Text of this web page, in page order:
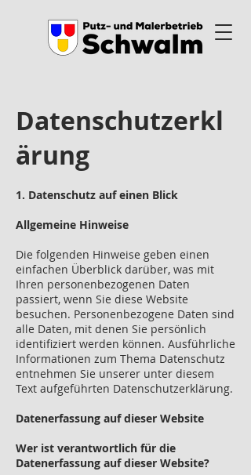
Datenschutzerkl
ärung
1. Datenschutz auf einen Blick
Allgemeine Hinweise
Die folgenden Hinweise geben einen
einfachen Überblick darüber, was mit
Ihren personenbezogenen Daten
passiert, wenn Sie diese Website
besuchen. Personenbezogene Daten sind
alle Daten, mit denen Sie persönlich
identifiziert werden können. Ausführliche
Informationen zum Thema Datenschutz
entnehmen Sie unserer unter diesem
Text aufgeführten Datenschutzerklärung.
Datenerfassung auf dieser Website
Wer ist verantwortlich für die
Datenerfassung auf dieser Website?